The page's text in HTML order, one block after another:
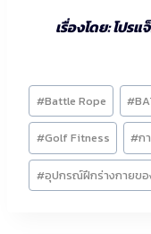
เรื่องโดย: โป
Post
Tags:
#Battle Rope #
#Golf Fitness #ก
#อุปกรณ์ฝึกร่างกายข